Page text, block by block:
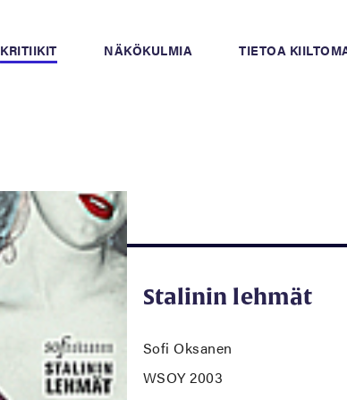
KRITIIKIT NÄKÖKULMIA TIETOA
Stalinin lehmät
Sofi Oksanen
WSOY 2003